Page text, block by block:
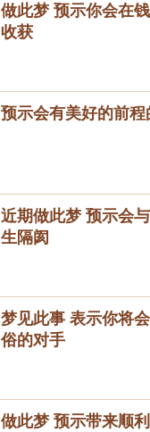
做此梦 预示你会在
收获
预示会有美好的前程
近期做此梦 预示会
生隔阂
梦见此事 表示你将
俗的对手
做此梦 预示带来顺